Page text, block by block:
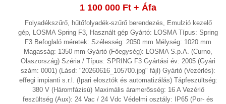
Profilhengerítő
Robot (2)
Stancológép (2)
Szemcseszóró berendezés (3)
Szerelő asztal, forgó asztal, satu (18)
Szerszám beállító és mérőgép (1)
1 100 000 Ft + Áfa
Folyadékszűrő, hűtőfolyadék-szűrő berendezés, Emulzió kezelő
gép, LOSMA Spring F3, Használt gép Gyártó: LOSMA Típus: Spring
F3 Befoglaló méretek: Szélesség: 2050 mm Mélység: 1020 mm
Magasság: 1350 mm Gyártó (Főegység): LOSMA S.p.A. (Curno,
Olaszország) Széria / Típus: SPRING F3 Gyártási év: 2005 (Gyári
szám: 0001) (Lásd: "20260616_105700.jpg" fájl) Gyártó (Vezérlés):
effegi impianti s.r.l. (Ipari elosztók és automatizálás) Tápfeszültség:
380 V (Háromfázisú) Maximális áramerősség: 16 A Vezérlő
feszültség (Aux): 24 Vac / 24 Vdc Védelmi osztály: IP65 (Por- és